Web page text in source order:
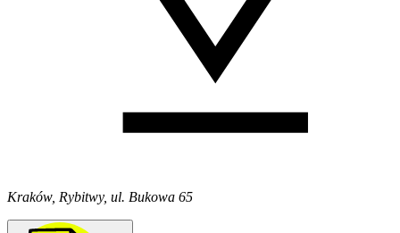
Kraków, Rybitwy, ul. Bukowa 65